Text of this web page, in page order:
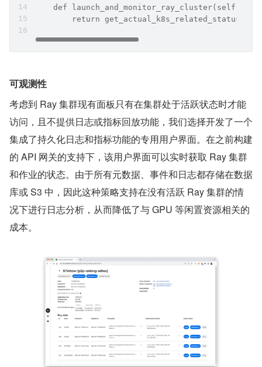
def launch_and_monitor_ray_cluster(self,
return
可观测性
考虑到 Ray 集群现有面板只有在集群处于活跃状态时才能
访问，且不提供日志或指标回放功能，我们选择开发了一个
集成了持久化日志和指标功能的专用用户界面。在之前构建
的 API 网关的支持下，该用户界面可以实时获取 Ray 集群
和作业的状态。由于所有元数据、事件和日志都存储在数据
库或 S3 中，因此这种策略支持在没有活跃 Ray 集群的情
况下进行日志分析，从而降低了与 GPU 等闲置资源相关的
成本。